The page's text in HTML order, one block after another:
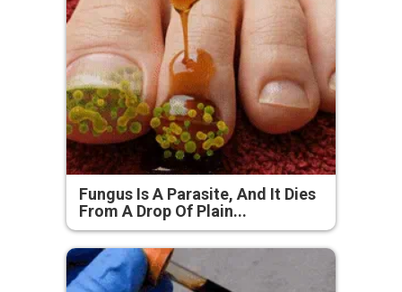
Fungus Is A Parasite, And It Dies
From A Drop Of Plain...